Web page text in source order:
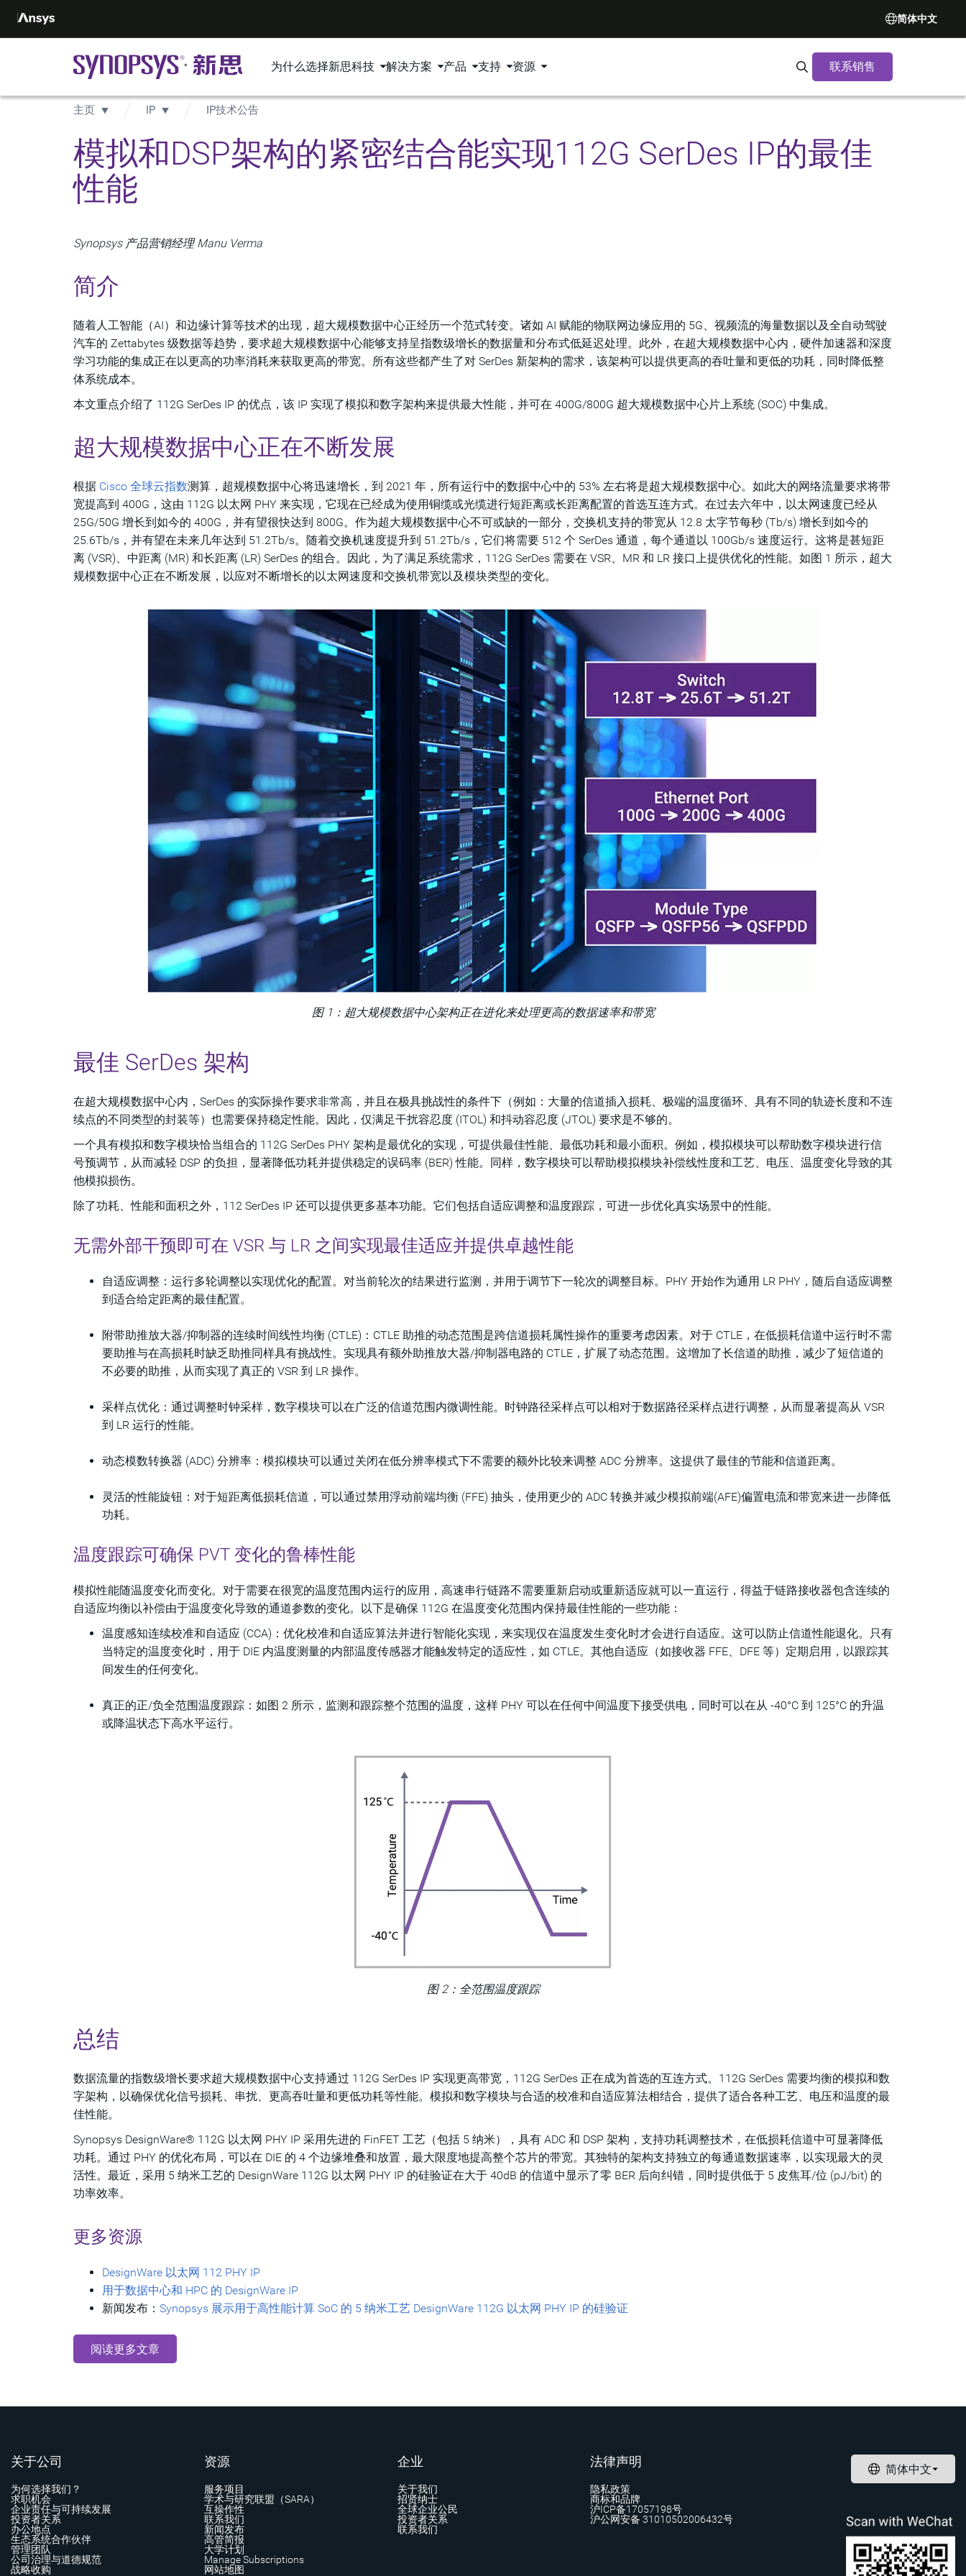
简体中文
为什么选择新思科技 解决方案 产品 支持 资源 Search Synopsys.com
联系销售
主页 IP IP技术公告
模拟和DSP架构的紧密结合能实现112G SerDes IP的最佳
性能
Synopsys 产品营销经理 Manu Verma
简介
随着人工智能（AI）和边缘计算等技术的出现，超大规模数据中心正经历一个范式转变。诸如 AI 赋能的物联网边缘应用的 5G、视频流的海量数据以及全自动驾驶
汽车的 Zettabytes 级数据等趋势，要求超大规模数据中心能够支持呈指数级增长的数据量和分布式低延迟处理。此外，在超大规模数据中心内，硬件加速器和深度
学习功能的集成正在以更高的功率消耗来获取更高的带宽。所有这些都产生了对 SerDes 新架构的需求，该架构可以提供更高的吞吐量和更低的功耗，同时降低整
体系统成本。
本文重点介绍了 112G SerDes IP 的优点，该 IP 实现了模拟和数字架构来提供最大性能，并可在 400G/800G 超大规模数据中心片上系统 (SOC) 中集成。
超大规模数据中心正在不断发展
根据 Cisco 全球云指数测算，超规模数据中心将迅速增长，到 2021 年，所有运行中的数据中心中的 53% 左右将是超大规模数据中心。如此大的网络流量要求将带
宽提高到 400G，这由 112G 以太网 PHY 来实现，它现在已经成为使用铜缆或光缆进行短距离或长距离配置的首选互连方式。在过去六年中，以太网速度已经从
25G/50G 增长到如今的 400G，并有望很快达到 800G。作为超大规模数据中心不可或缺的一部分，交换机支持的带宽从 12.8 太字节每秒 (Tb/s) 增长到如今的
25.6Tb/s，并有望在未来几年达到 51.2Tb/s。随着交换机速度提升到 51.2Tb/s，它们将需要 512 个 SerDes 通道，每个通道以 100Gb/s 速度运行。这将是甚短距
离 (VSR)、中距离 (MR) 和长距离 (LR) SerDes 的组合。因此，为了满足系统需求，112G SerDes 需要在 VSR、MR 和 LR 接口上提供优化的性能。如图 1 所示，超大
规模数据中心正在不断发展，以应对不断增长的以太网速度和交换机带宽以及模块类型的变化。
图 1：超大规模数据中心架构正在进化来处理更高的数据速率和带宽
最佳 SerDes 架构
在超大规模数据中心内，SerDes 的实际操作要求非常高，并且在极具挑战性的条件下（例如：大量的信道插入损耗、极端的温度循环、具有不同的轨迹长度和不连
续点的不同类型的封装等）也需要保持稳定性能。因此，仅满足干扰容忍度 (ITOL) 和抖动容忍度 (JTOL) 要求是不够的。
一个具有模拟和数字模块恰当组合的 112G SerDes PHY 架构是最优化的实现，可提供最佳性能、最低功耗和最小面积。例如，模拟模块可以帮助数字模块进行信
号预调节，从而减轻 DSP 的负担，显著降低功耗并提供稳定的误码率 (BER) 性能。同样，数字模块可以帮助模拟模块补偿线性度和工艺、电压、温度变化导致的其
他模拟损伤。
除了功耗、性能和面积之外，112 SerDes IP 还可以提供更多基本功能。它们包括自适应调整和温度跟踪，可进一步优化真实场景中的性能。
无需外部干预即可在 VSR 与 LR 之间实现最佳适应并提供卓越性能
自适应调整：运行多轮调整以实现优化的配置。对当前轮次的结果进行监测，并用于调节下一轮次的调整目标。PHY 开始作为通用 LR PHY，随后自适应调整
到适合给定距离的最佳配置。
附带助推放大器/抑制器的连续时间线性均衡 (CTLE)：CTLE 助推的动态范围是跨信道损耗属性操作的重要考虑因素。对于 CTLE，在低损耗信道中运行时不需
要助推与在高损耗时缺乏助推同样具有挑战性。实现具有额外助推放大器/抑制器电路的 CTLE，扩展了动态范围。这增加了长信道的助推，减少了短信道的
不必要的助推，从而实现了真正的 VSR 到 LR 操作。
采样点优化：通过调整时钟采样，数字模块可以在广泛的信道范围内微调性能。时钟路径采样点可以相对于数据路径采样点进行调整，从而显著提高从 VSR
到 LR 运行的性能。
动态模数转换器 (ADC) 分辨率：模拟模块可以通过关闭在低分辨率模式下不需要的额外比较来调整 ADC 分辨率。这提供了最佳的节能和信道距离。
灵活的性能旋钮：对于短距离低损耗信道，可以通过禁用浮动前端均衡 (FFE) 抽头，使用更少的 ADC 转换并减少模拟前端(AFE)偏置电流和带宽来进一步降低
功耗。
温度跟踪可确保 PVT 变化的鲁棒性能
模拟性能随温度变化而变化。对于需要在很宽的温度范围内运行的应用，高速串行链路不需要重新启动或重新适应就可以一直运行，得益于链路接收器包含连续的
自适应均衡以补偿由于温度变化导致的通道参数的变化。以下是确保 112G 在温度变化范围内保持最佳性能的一些功能：
温度感知连续校准和自适应 (CCA)：优化校准和自适应算法并进行智能化实现，来实现仅在温度发生变化时才会进行自适应。这可以防止信道性能退化。只有
当特定的温度变化时，用于 DIE 内温度测量的内部温度传感器才能触发特定的适应性，如 CTLE。其他自适应（如接收器 FFE、DFE 等）定期启用，以跟踪其
间发生的任何变化。
真正的正/负全范围温度跟踪：如图 2 所示，监测和跟踪整个范围的温度，这样 PHY 可以在任何中间温度下接受供电，同时可以在从 -40°C 到 125°C 的升温
或降温状态下高水平运行。
图 2：全范围温度跟踪
总结
数据流量的指数级增长要求超大规模数据中心支持通过 112G SerDes IP 实现更高带宽，112G SerDes 正在成为首选的互连方式。112G SerDes 需要均衡的模拟和数
字架构，以确保优化信号损耗、串扰、更高吞吐量和更低功耗等性能。模拟和数字模块与合适的校准和自适应算法相结合，提供了适合各种工艺、电压和温度的最
佳性能。
Synopsys DesignWare® 112G 以太网 PHY IP 采用先进的 FinFET 工艺（包括 5 纳米），具有 ADC 和 DSP 架构，支持功耗调整技术，在低损耗信道中可显著降低
功耗。通过 PHY 的优化布局，可以在 DIE 的 4 个边缘堆叠和放置，最大限度地提高整个芯片的带宽。其独特的架构支持独立的每通道数据速率，以实现最大的灵
活性。最近，采用 5 纳米工艺的 DesignWare 112G 以太网 PHY IP 的硅验证在大于 40dB 的信道中显示了零 BER 后向纠错，同时提供低于 5 皮焦耳/位 (pJ/bit) 的
功率效率。
更多资源
DesignWare 以太网 112 PHY IP
用于数据中心和 HPC 的 DesignWare IP
新闻发布： Synopsys 展示用于高性能计算 SoC 的 5 纳米工艺 DesignWare 112G 以太网 PHY IP 的硅验证
阅读更多文章
关于公司
为何选择我们？
求职机会
企业责任与可持续发展
投资者关系
办公地点
生态系统合作伙伴
管理团队
公司治理与道德规范
战略收购
资源
服务项目
学术与研究联盟（SARA）
互操作性
联系我们
新闻发布
高管简报
大学计划
Manage Subscriptions
网站地图
企业
关于我们
招贤纳士
全球企业公民
投资者关系
联系我们
法律声明
隐私政策
商标和品牌
沪ICP备17057198号
沪公网安备 31010502006432号